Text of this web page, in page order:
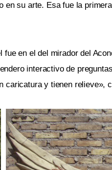
su arte. Esa fue la
en el del mirador del
interactivo de
caricatura y tienen relieve»,